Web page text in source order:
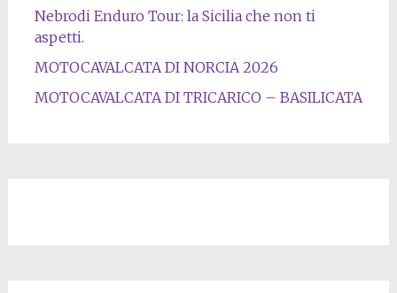
Nebrodi Enduro Tour: la Sicilia che non ti
aspetti.
MOTOCAVALCATA DI NORCIA 2026
MOTOCAVALCATA DI TRICARICO – BASILICATA